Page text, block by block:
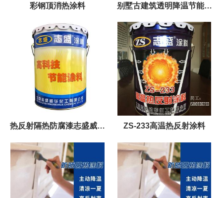
彩钢顶消热涂料 别墅古建筑透明降温节能涂
料zs255
热反射隔热防腐漆志盛威华
223
ZS-233高温热反射涂料